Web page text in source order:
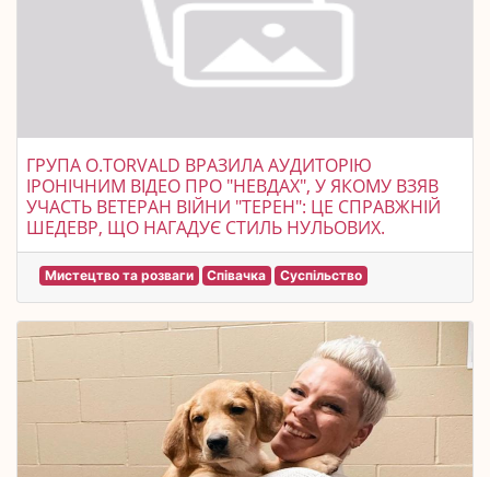
ГРУПА O.TORVALD ВРАЗИЛА АУДИТОРІЮ
ІРОНІЧНИМ ВІДЕО ПРО "НЕВДАХ", У ЯКОМУ ВЗЯВ
УЧАСТЬ ВЕТЕРАН ВІЙНИ "ТЕРЕН": ЦЕ СПРАВЖНІЙ
ШЕДЕВР, ЩО НАГАДУЄ СТИЛЬ НУЛЬОВИХ.
Мистецтво та розваги Співачка Суспільство